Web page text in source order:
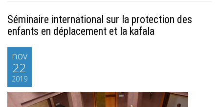
Séminaire international sur la protection des
enfants en déplacement et la kafala
nov
22
2019